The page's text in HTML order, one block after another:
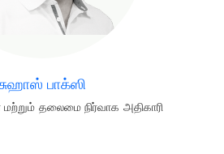
பாக்ஸி
தலைமை நிர்வாக அதிகாரி